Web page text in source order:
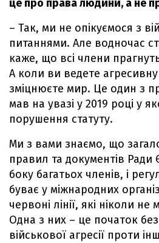
це про права людини, а не
– Так, ми не опікуємося з
питаннями. Але водночас
каже, що всі члени
А коли ви ведете
зміцнюєте мир. Це один з
мав на увазі у 2019 році у
порушення статуту.
Ми з вами знаємо, що
правил та документів Ради
боку багатьох членів, і
буває у міжнародних
червоні лінії, які ніколи
Одна з них – це початок
військової агресії проти